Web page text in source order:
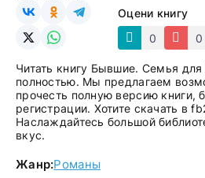
Оцени книгу
0
0
Читать книгу Бывшие. Семья
полностью. Мы предлагаем
прочесть полную версию книги,
регистрации. Хотите скачать в
Наслаждайтесь большой
вкус.
Жанр:Романы